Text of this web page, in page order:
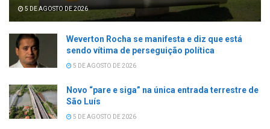
5 DE AGOSTO DE 2026
Weverton Rocha se manifesta e diz que está
sendo vítima de perseguição política
5 DE AGOSTO DE 2026
Novo “pare e siga” na única entrada terrestre de
São Luís
5 DE AGOSTO DE 2026